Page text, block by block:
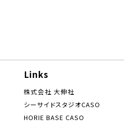
Links
株式会社 大伸社
シーサイドスタジオCASO
HORIE BASE CASO